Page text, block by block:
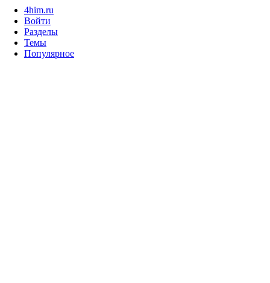
4him.ru
Войти
Разделы
Темы
Популярное